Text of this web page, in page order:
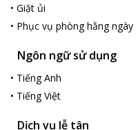
• Giặt ủi
• Phục vụ phòng hằng ngày
Ngôn ngữ sử dụng
• Tiếng Anh
• Tiếng Việt
Dịch vụ lễ tân